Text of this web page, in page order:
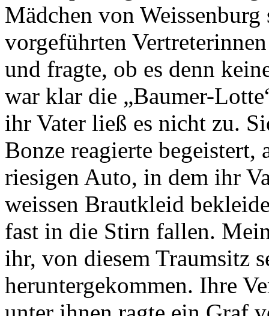
Mädchen von
vorgeführten
und fragte, ob es denn
war klar die „Baumer-
ihr Vater ließ es nicht zu.
Bonze reagierte begeistert,
riesigen Auto, in dem ihr
weissen Brautkleid
fast in die Stirn fallen.
ihr, von diesem Traumsitz
heruntergekommen. Ihre